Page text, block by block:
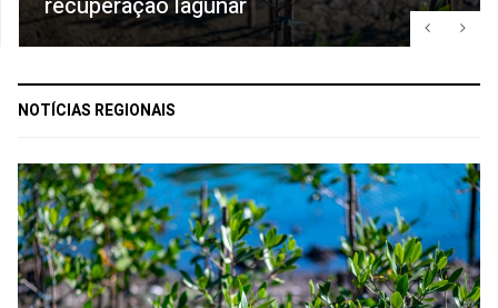
recuperação lagunar
NOTÍCIAS REGIONAIS